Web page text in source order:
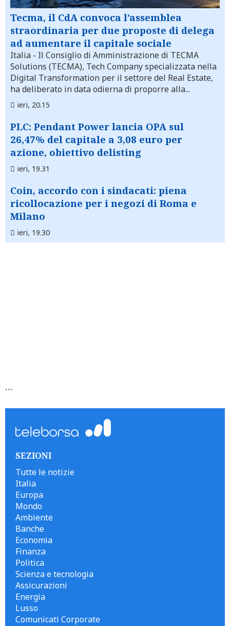
Tecma, il CdA convoca l’assemblea
straordinaria per due proposte di delega
ad aumentare il capitale sociale
Italia - Il Consiglio di Amministrazione di TECMA
Solutions (TECMA), Tech Company specializzata nella
Digital Transformation per il settore del Real Estate,
ha deliberato in data odierna di proporre alla...
ieri, 20.15
PLC: Pendant Power lancia OPA sul
26,47% del capitale a 3,08 euro per
azione, obiettivo delisting
ieri, 19.31
Coin, accordo con i sindacati: piena
ricollocazione per i negozi di Roma e
Milano
ieri, 19.30
```
SEZIONI
Tutte le notizie
Italia
Europa
Mondo
Ambiente
Banche
Economia
Finanza
Politica
Scienza e tecnologia
Assicurazioni
Energia
Lusso
Comunicati Corporate